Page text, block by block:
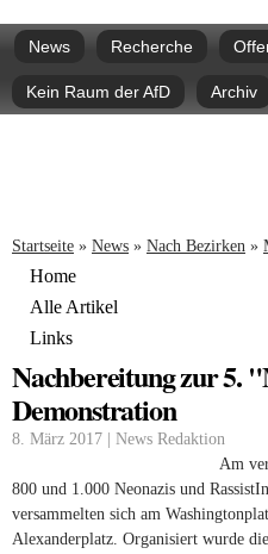
zum
Hauptmenü
News Recherche
Kein Raum der AfD Archiv
Sie sind hier
Startseite » News » Nach Bezirken »
Home
Alle Artikel
Links
Nachbereitung zur 5.
Demonstration
8. März 2017 | News Redaktion
Am
800 und 1.000 Neonazis und
versammelten sich am
Alexanderplatz. Organisiert wurde